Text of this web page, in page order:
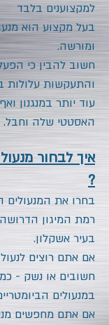
למקצוענים בלבד
בעל מקצוע הוא
ומורשה.
חשוב להבין כי
והתעקשות עלולות
עוד יותר במנגנון
האסטטי שלה וחבל.
איך לבחור
?
בחרו את המנעולים
רמת המיגון הדרושה
בעיר אשקלון.
אם אתם רוצים
חשובים או נשק -
במנעולים
אם אתם מחפשים